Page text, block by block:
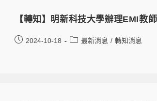
【轉知】明新科技大學辦理EMI教
2024-10-18 最新消息 / 轉知消息